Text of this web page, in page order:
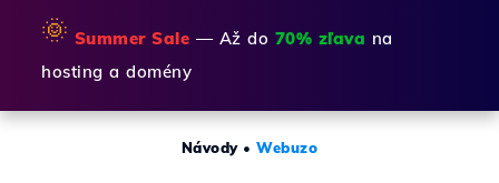
🌞 Summer Sale — Až do 70% zľava na
hosting a domény
Návody•Webuzo